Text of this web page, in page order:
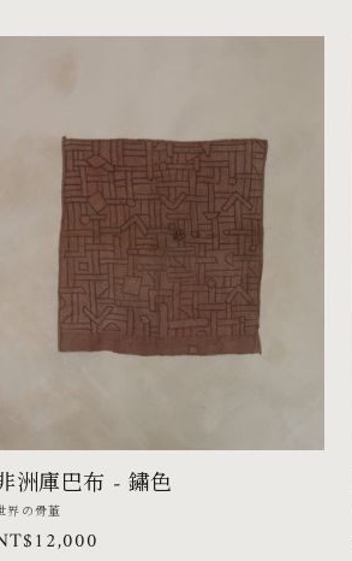
洲庫巴布 - 鏽色
：
界の骨董